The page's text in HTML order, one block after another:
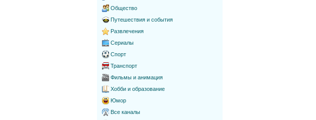
Общество
Путешествия и события
Развлечения
Сериалы
Спорт
Транспорт
Фильмы и анимация
Хобби и образование
Юмор
Все каналы